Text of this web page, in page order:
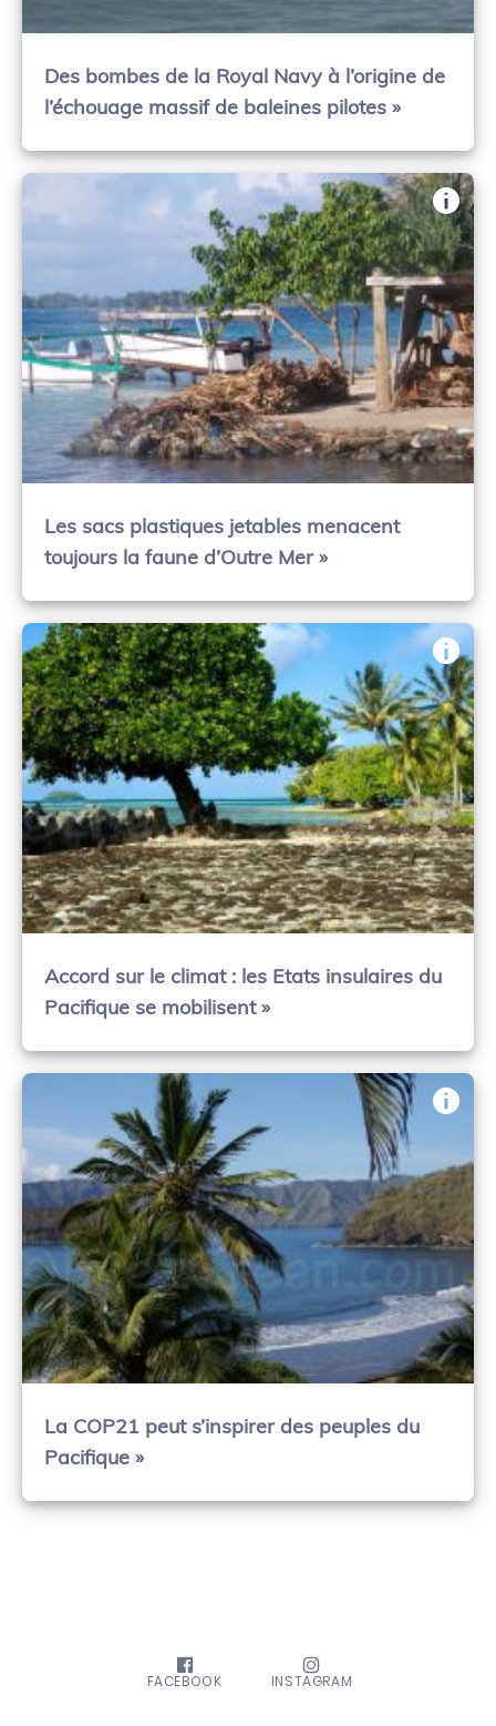
Des bombes de la Royal Navy à l’origine de
l’échouage massif de baleines pilotes »
Les sacs plastiques jetables menacent
toujours la faune d’Outre Mer »
Accord sur le climat : les Etats insulaires du
Pacifique se mobilisent »
La COP21 peut s’inspirer des peuples du
Pacifique »
FACEBOOK INSTAGRAM